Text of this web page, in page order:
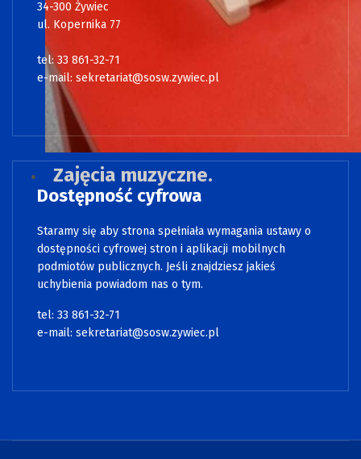
Zajęcia muzyczne.
34-300 Żywiec
ul. Kopernika 77
tel: 33 861-32-71
e-mail: sekretariat@sosw.zywiec.pl
Dostępność cyfrowa
Staramy się aby strona spełniała wymagania ustawy o
dostępności cyfrowej stron i aplikacji mobilnych
podmiotów publicznych. Jeśli znajdziesz jakieś
uchybienia powiadom nas o tym.
tel: 33 861-32-71
e-mail: sekretariat@sosw.zywiec.pl